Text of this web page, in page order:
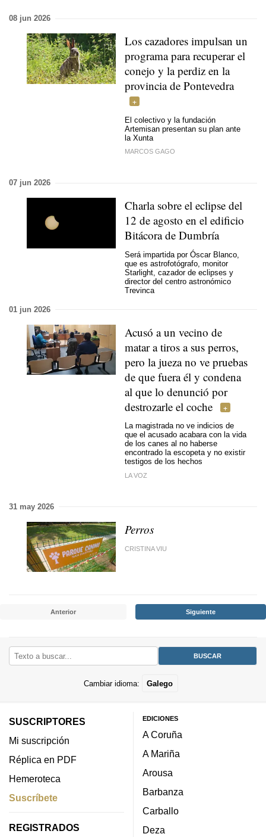
08 jun 2026
Los cazadores impulsan un
programa para recuperar el
conejo y la perdiz en la
provincia de Pontevedra
El colectivo y la fundación
Artemisan presentan su plan ante
la Xunta
MARCOS GAGO
07 jun 2026
Charla sobre el eclipse del
12 de agosto en el edificio
Bitácora de Dumbría
Será impartida por Óscar Blanco,
que es astrofotógrafo, monitor
Starlight, cazador de eclipses y
director del centro astronómico
Trevinca
01 jun 2026
Acusó a un vecino de
matar a tiros a sus perros,
pero la jueza no ve pruebas
de que fuera él y condena
al que lo denunció por
destrozarle el coche
La magistrada no ve indicios de
que el acusado acabara con la vida
de los canes al no haberse
encontrado la escopeta y no existir
testigos de los hechos
LA VOZ
31 may 2026
Perros
CRISTINA VIU
Anterior Siguiente
Cambiar idioma: Galego
SUSCRIPTORES
Mi suscripción
Réplica en PDF
Hemeroteca
Suscríbete
REGISTRADOS
EDICIONES
A Coruña
A Mariña
Arousa
Barbanza
Carballo
Deza